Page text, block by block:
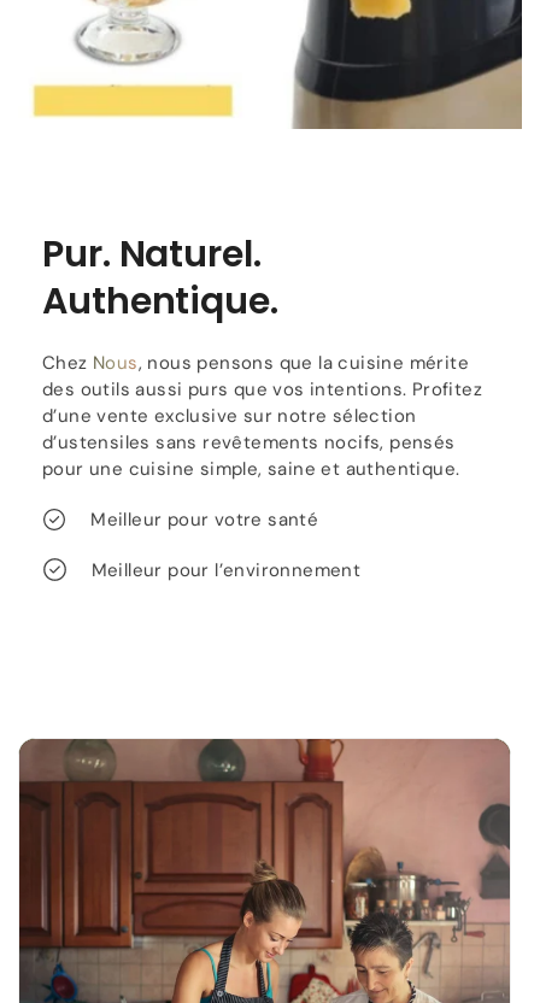
Pur. Naturel.
Authentique.
Chez Nous, nous pensons que la cuisine mérite
des outils aussi purs que vos intentions. Profitez
d’une vente exclusive sur notre sélection
d’ustensiles sans revêtements nocifs, pensés
pour une cuisine simple, saine et authentique.
Meilleur pour votre santé
Meilleur pour l’environnement